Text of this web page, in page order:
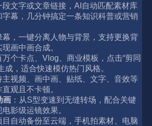
段文字或文章链接，AI自动匹配素材库
幕，几分钟搞定一条知识科普或营销
幕，一键分离人物与背景，支持更换背
画中画合成。
万个卡点、Vlog、商业模板，点击“剪同
成，适合快速模仿热门风格。
主视频、画中画、贴纸、文字、音效等
观且不卡顿。
画 ：从S型变速到无缝转场，配合关键
影级运镜效果。
目自动备份至云端，手机拍素材、电脑